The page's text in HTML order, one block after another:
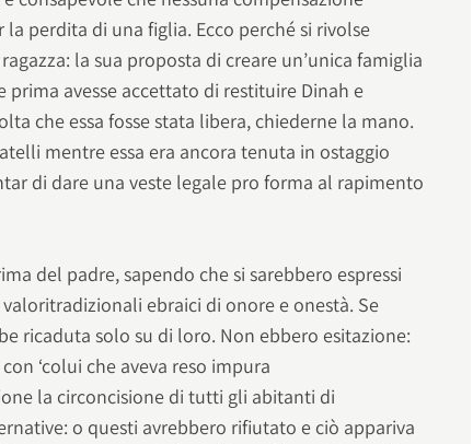
perdita di una figlia. Ecco perché si rivolse
la sua proposta di creare un’unica famiglia
prima avesse accettato di restituire Dinah e
che essa fosse stata libera, chiederne la mano.
mentre essa era ancora tenuta in ostaggio
di dare una veste legale pro forma al rapimento
del padre, sapendo che si sarebbero espressi
ebraici di onore e onestà. Se
ricaduta solo su di loro. Non ebbero esitazione:
‘colui che aveva reso impura
la circoncisione di tutti gli abitanti di
o questi avrebbero rifiutato e ciò appariva